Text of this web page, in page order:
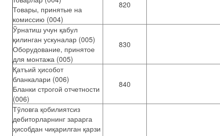
Товары, принятые на
комиссию (004)
820
Ўрнатиш учун қабул
қилинган ускуналар (005)
Оборудование, принятое
для монтажа (005)
830
Қатъий ҳисобот
бланкалари (006)
Бланки строгой отчетности
(006)
840
Тўловга қобилиятсиз
дебиторларнинг зарарга
ҳисобдан чиқарилган қарзи